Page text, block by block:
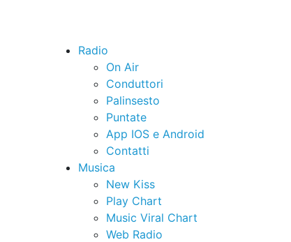
Radio
On Air
Conduttori
Palinsesto
Puntate
App IOS e Android
Contatti
Musica
New Kiss
Play Chart
Music Viral Chart
Web Radio